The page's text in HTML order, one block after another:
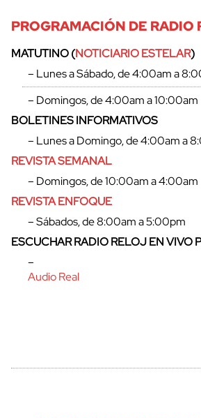
PROGRAMACIÓN DE RADIO
MATUTINO (NOTICIARIO ESTELAR)
– Lunes a Sábado, de 4:00am a
– Domingos, de 4:00am a 10:00am
BOLETINES INFORMATIVOS
– Lunes a Domingo, de 4:00am a
REVISTA SEMANAL
– Domingos, de 10:00am a 4:00am
REVISTA ENFOQUE
– Sábados, de 8:00am a 5:00pm
ESCUCHAR RADIO RELOJ EN VIVO
–
Audio Real